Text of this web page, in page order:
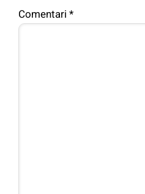
Comentari *